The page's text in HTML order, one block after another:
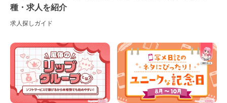
種・求人を紹介
求人探しガイド